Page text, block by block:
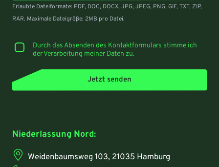
Niederlassung Nord:
Weidenbaumsweg 103, 21035 Hamburg
Erlaubte Dateiformate: PDF, DOC, DOCX, JPG, JPEG, PNG, GIF, TXT, ZIP,
RAR. Maximale Dateigröße: 2MB pro Datei.
Durch das Absenden des Kontaktformulars stimme ich
der Verarbeitung meiner Daten zu.
Jetzt senden